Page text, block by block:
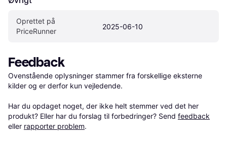
Oprettet på
PriceRunner
2025-06-10
Feedback
Ovenstående oplysninger stammer fra forskellige eksterne
kilder og er derfor kun vejledende.
Har du opdaget noget, der ikke helt stemmer ved det her
produkt? Eller har du forslag til forbedringer? Send feedback
eller rapporter problem.